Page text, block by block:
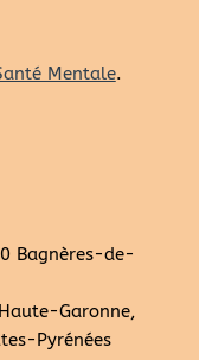
Mentale.
Bagnères-de-
Garonne,
Pyrénées